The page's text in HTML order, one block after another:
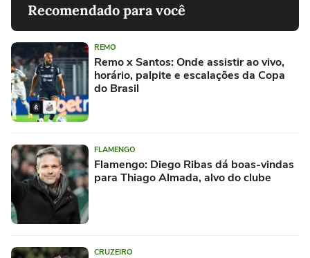
Recomendado para você
REMO
Remo x Santos: Onde assistir ao vivo,
horário, palpite e escalações da Copa
do Brasil
FLAMENGO
Flamengo: Diego Ribas dá boas-vindas
para Thiago Almada, alvo do clube
CRUZEIRO